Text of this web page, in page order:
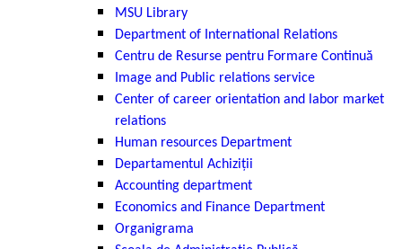
MSU Library
Department of International Relations
Centru de Resurse pentru Formare Continuă
Image and Public relations service
Center of career orientation and labor market
relations
Нuman resources Department
Departamentul Achiziții
Accounting department
Economics and Finance Department
Organigrama